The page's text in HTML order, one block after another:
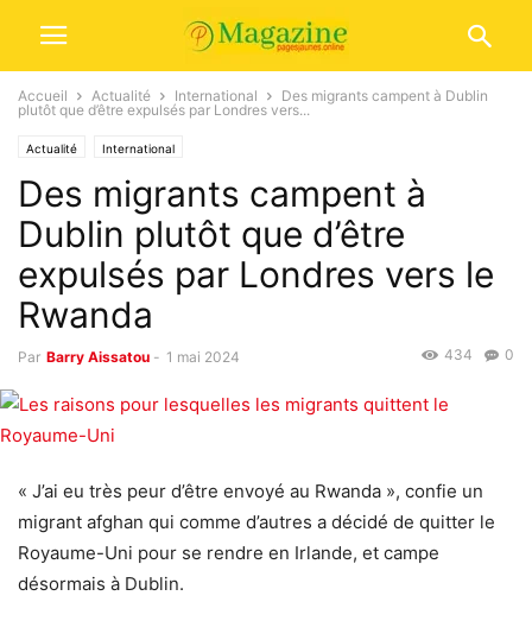
Accueil Actualité International
Des migrants campent à Dublin
plutôt que d’être expulsés par Londres vers...
Actualité International
Des migrants campent à
Dublin plutôt que d’être
expulsés par Londres vers le
Rwanda
Par Barry Aissatou - 1 mai 2024 0
434
« J’ai eu très peur d’être envoyé au Rwanda », confie un
migrant afghan qui comme d’autres a décidé de quitter le
Royaume-Uni pour se rendre en Irlande, et campe
désormais à Dublin.